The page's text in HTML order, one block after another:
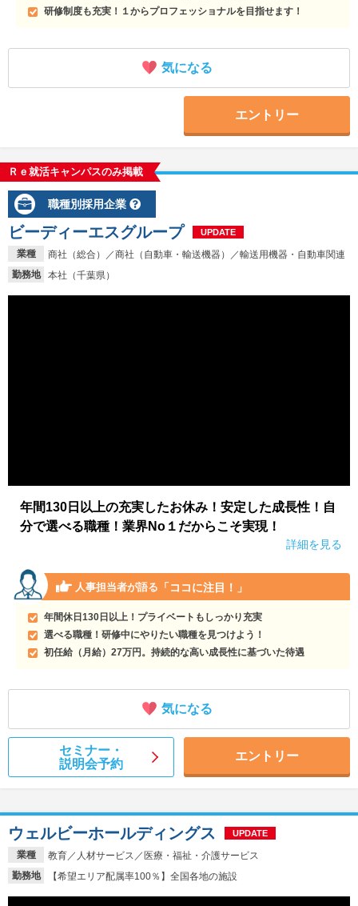
研修制度も充実！１からプロフェッショナルを目指せます！
気になる
エントリー
Ｒｅ就活キャンパスのみ掲載
職種別採用企業
業種
商社（総合）／商社（自動車・輸送機器）／輸送用機器・自動車関連
勤務地
本社（千葉県）
ビーディーエスグループ UPDATE
年間130日以上の充実したお休み！安定した成長性！自
分で選べる職種！業界No１だからこそ実現！
詳細を見る
人事担当者が語る 「ココに注目！」
年間休日130日以上！プライベートもしっかり充実
選べる職種！研修中にやりたい職種を見つけよう！
初任給（月給）27万円。持続的な高い成長性に基づいた待遇
気になる
セミナー・
説明会予約
エントリー
業種
教育／人材サービス／医療・福祉・介護サービス
勤務地
【希望エリア配属率100％】全国各地の施設
ウェルビーホールディングス UPDATE